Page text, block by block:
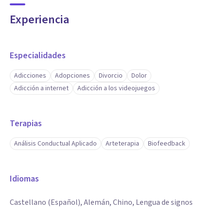
Experiencia
Especialidades
Adicciones Adopciones Divorcio
Dolor
Adicción a internet
Adicción a los videojuegos
Terapias
Análisis Conductual Aplicado Arteterapia Biofeedback
Idiomas
Castellano (Español), Alemán, Chino, Lengua de signos